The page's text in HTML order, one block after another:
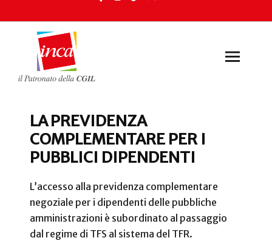
LA PREVIDENZA
COMPLEMENTARE PER I
PUBBLICI DIPENDENTI
L’accesso alla previdenza complementare
negoziale per i dipendenti delle pubbliche
amministrazioni è subordinato al passaggio
dal regime di TFS al sistema del TFR.